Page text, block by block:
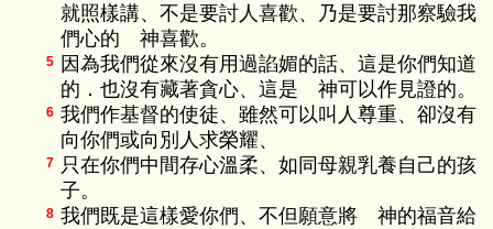
就照樣講、不是要討人喜歡、乃是要討那察驗我
們心的 神喜歡。
5
因為我們從來沒有用過諂媚的話、這是你們知道
的．也沒有藏著貪心、這是 神可以作見證的。
6 我們作基督的使徒、雖然可以叫人尊重、卻沒有
向你們或向別人求榮耀、
7 只在你們中間存心溫柔、如同母親乳養自己的孩
子。
8 我們既是這樣愛你們、不但願意將 神的福音給